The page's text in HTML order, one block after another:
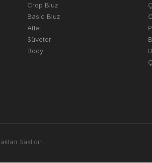
Crop Bluz
Basic Bluz
Atlet
Süveter
Body
Saklıdır.